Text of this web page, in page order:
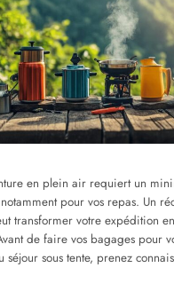
en plein air requiert un
pour vos repas. Un
transformer votre expédition
de faire vos bagages pour
séjour sous tente, prenez